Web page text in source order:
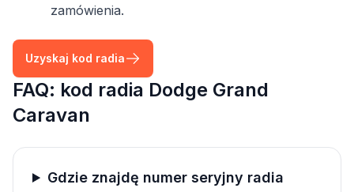
zamówienia.
Uzyskaj kod radia
FAQ: kod radia Dodge Grand
Caravan
Gdzie znajdę numer seryjny radia